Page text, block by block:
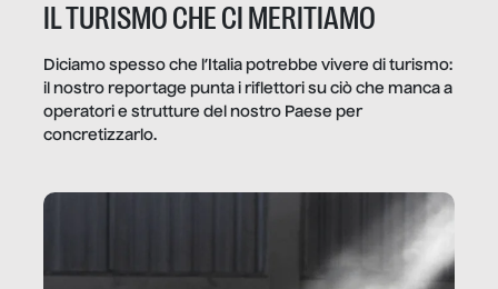
IL TURISMO CHE CI MERITIAMO
Diciamo spesso che l’Italia potrebbe vivere di turismo:
il nostro reportage punta i riflettori su ciò che manca a
operatori e strutture del nostro Paese per
concretizzarlo.